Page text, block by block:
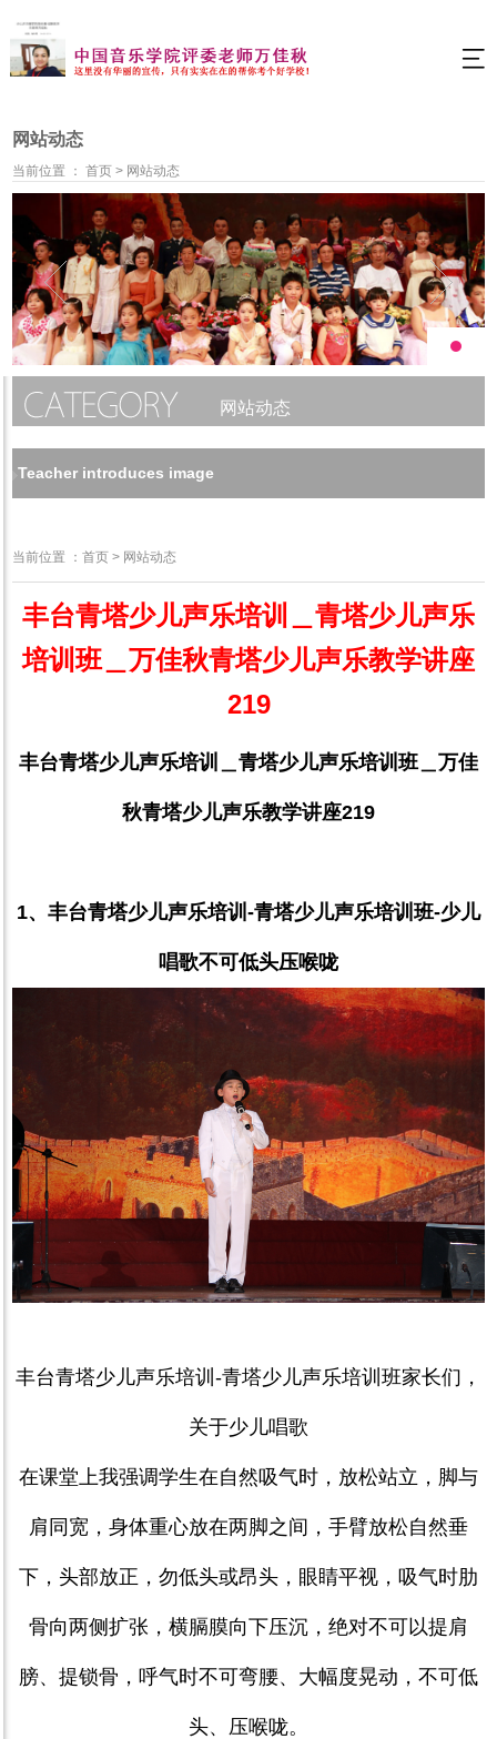
网站动态
当前位置 ： 首页> 网站动态
网站动态
Teacher introduces image
当前位置 ：首页 > 网站动态
丰台青塔少儿声乐培训＿青塔少儿声乐
培训班＿万佳秋青塔少儿声乐教学讲座
219
丰台青塔少儿声乐培训＿青塔少儿声乐培训班＿万佳
秋青塔少儿声乐教学讲座219
1、丰台青塔少儿声乐培训 -青塔少儿声乐培训班-少儿
唱歌不可低头压喉咙
丰台青塔少儿声乐培训 -青塔少儿声乐培训班家长们，
关于少儿唱歌
在课堂上我强调学生在自然吸气时，放松站立，脚与
肩同宽，身体重心放在两脚之间，手臂放松自然垂
下，头部放正，勿低头或昂头，眼睛平视，吸气时肋
骨向两侧扩张，横膈膜向下压沉，绝对不可以提肩
膀、提锁骨，呼气时不可弯腰、大幅度晃动，不可低
头、压喉咙。